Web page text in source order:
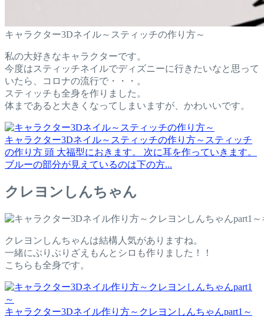
キャラクター3Dネイル～スティッチの作り方～
私の大好きなキャラクターです。
今度はスティッチネイルでディズニーに行きたいなと思って
いたら、コロナの流行で・・・。
スティッチも全身を作りました。
体まであると大きくなってしまいますが、かわいいです。
キャラクター3Dネイル～スティッチの作り方～ スティッチ
の作り方 頭 大福型におきます。 次に耳を作っていきます。
ブルーの部分が見えているのは下の方...
クレヨンしんちゃん
クレヨンしんちゃんは結構人気がありますね。
一緒にぶりぶりざえもんとシロも作りました！！
こちらも全身です。
キャラクター3Dネイル作り方～クレヨンしんちゃんpart1～